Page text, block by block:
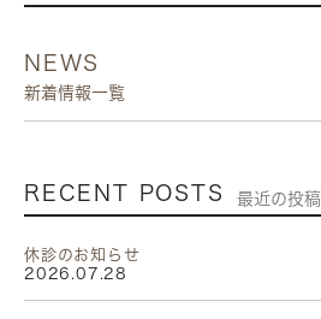
NEWS
新着情報一覧
RECENT POSTS 最近の投稿
休診のお知らせ
2026.07.28